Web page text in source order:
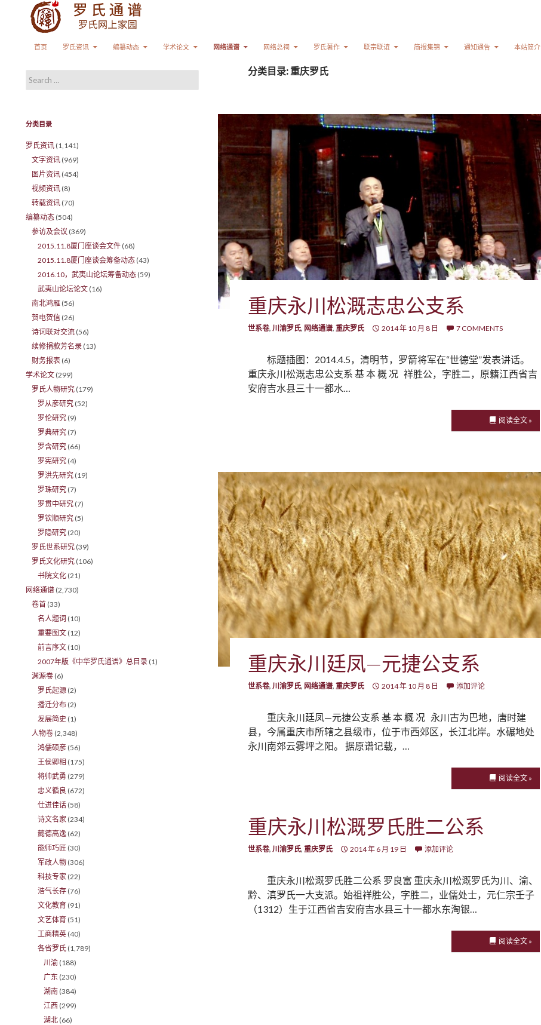
首页
罗氏资讯 编纂动态 学术论文 网络通谱 网络总祠 罗氏著作 联宗联谊 简报集锦 通知通告 本站简介
分类目录: 重庆罗氏
重庆永川松溉志忠公支系
世系卷, 川渝罗氏, 网络通谱, 重庆罗氏 2014 年 10 月 8 日 7 COMMENTS
标题插图：2014.4.5，清明节，罗箭将军在“世德堂”发表讲话。
重庆永川松溉志忠公支系 基 本 概 况 祥胜公，字胜二，原籍江西省吉
安府吉水县三十一都水…
阅读全文 »
重庆永川廷凤—元捷公支系
世系卷, 川渝罗氏, 网络通谱, 重庆罗氏 2014 年 10 月 8 日 添加评论
重庆永川廷凤—元捷公支系 基 本 概 况 永川古为巴地，唐时建
县，今属重庆市所辖之县级市，位于市西郊区，长江北岸。水碾地处
永川南郊云雾坪之阳。 据原谱记载，…
阅读全文 »
重庆永川松溉罗氏胜二公系
世系卷, 川渝罗氏, 重庆罗氏 2014 年 6 月 19 日 添加评论
重庆永川松溉罗氏胜二公系 罗良富 重庆永川松溉罗氏为川、渝、
黔、滇罗氏一大支派。始祖祥胜公，字胜二，业儒处士，元仁宗壬子
（1312）生于江西省吉安府吉水县三十一都水东淘银…
阅读全文 »
Search for:
分类目录
罗氏资讯 (1,141)
文字资讯 (969)
图片资讯 (454)
视频资讯 (8)
转载资讯 (70)
编纂动态 (504)
参访及会议 (369)
2015.11.8厦门座谈会文件 (68)
2015.11.8厦门座谈会筹备动态 (43)
2016.10，武夷山论坛筹备动态 (59)
武夷山论坛论文 (16)
南北鸿雁 (56)
贺电贺信 (26)
诗词联对交流 (56)
续修捐款芳名录 (13)
财务报表 (6)
学术论文 (299)
罗氏人物研究 (179)
罗从彦研究 (52)
罗伦研究 (9)
罗典研究 (7)
罗含研究 (66)
罗宪研究 (4)
罗洪先研究 (19)
罗珠研究 (7)
罗贯中研究 (7)
罗钦顺研究 (5)
罗隐研究 (20)
罗氏世系研究 (39)
罗氏文化研究 (106)
书院文化 (21)
网络通谱 (2,730)
卷首 (33)
名人题词 (10)
重要图文 (12)
前言序文 (10)
2007年版《中华罗氏通谱》总目录 (1)
渊源卷 (6)
罗氏起源 (2)
播迁分布 (2)
发展简史 (1)
人物卷 (2,348)
鸿儒硕彦 (56)
王侯卿相 (175)
将帅武勇 (279)
忠义循良 (672)
仕进佳话 (58)
诗文名家 (234)
懿德高逸 (62)
能师巧匠 (30)
军政人物 (306)
科技专家 (22)
浩气长存 (76)
文化教育 (91)
文艺体育 (51)
工商精英 (40)
各省罗氏 (1,789)
川渝 (188)
广东 (230)
湖南 (384)
江西 (299)
湖北 (66)